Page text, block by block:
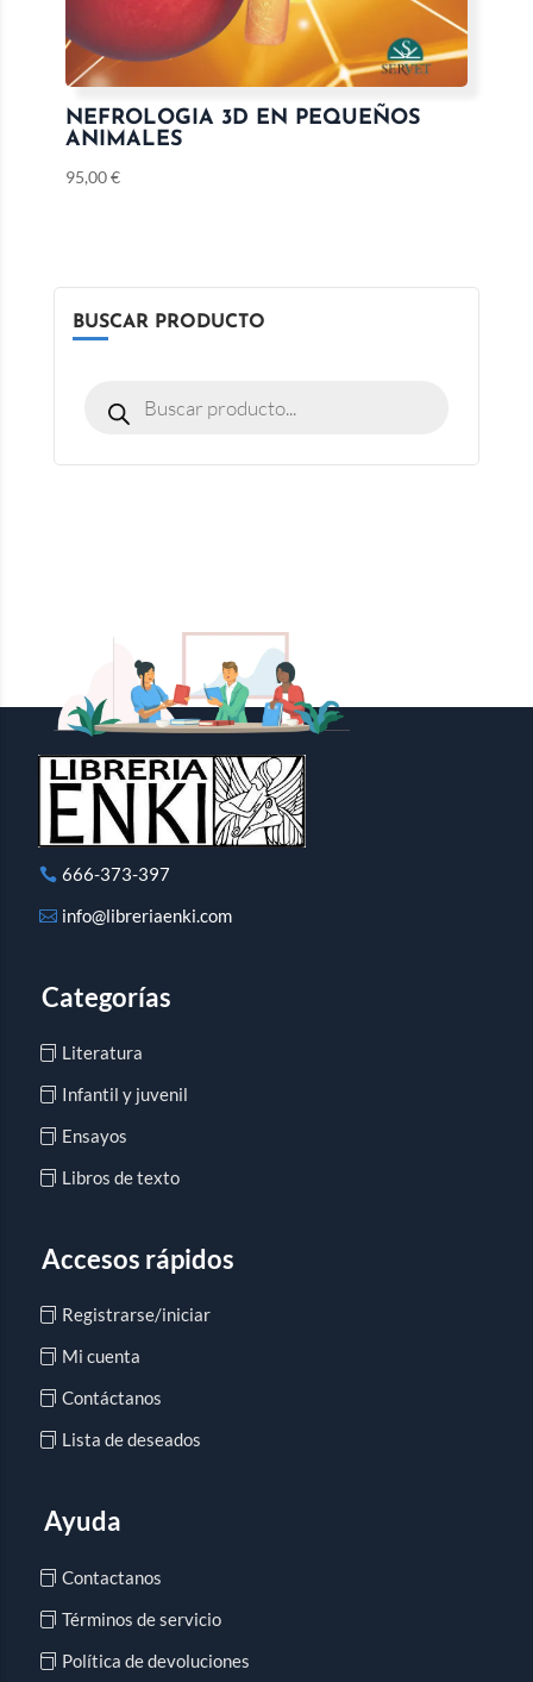
NEFROLOGIA 3D EN PEQUEÑOS
ANIMALES
95,00€
BUSCAR PRODUCTO
666-373-397
info@libreriaenki.com
Categorías
Literatura
Infantil y juvenil
Ensayos
Libros de texto
Accesos rápidos
Registrarse/iniciar
Mi cuenta
Contáctanos
Lista de deseados
Ayuda
Contactanos
Términos de servicio
Política de devoluciones